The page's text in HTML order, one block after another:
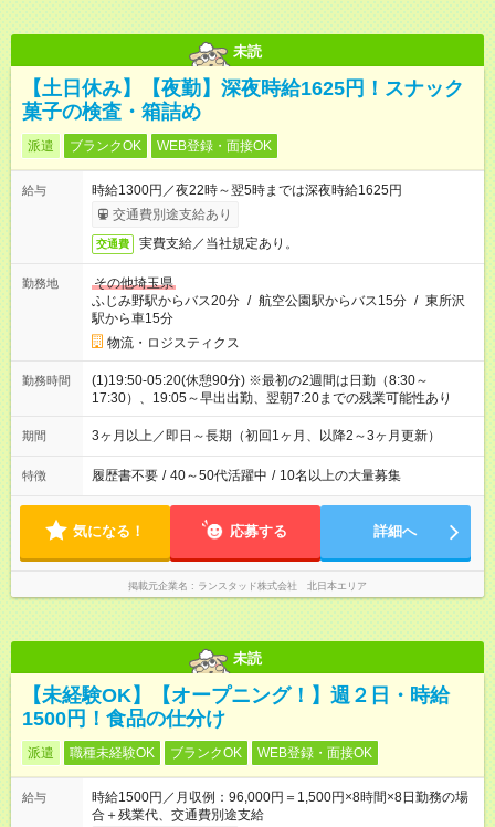
未読
【土日休み】【夜勤】深夜時給1625円！スナック
菓子の検査・箱詰め
派遣 ブランクOK WEB登録・面接OK
給与
時給1300円／夜22時～翌5時までは深夜時給1625円
交通費別途支給あり
交通費 実費支給／当社規定あり。
勤務地
その他埼玉県
ふじみ野駅からバス20分 / 航空公園駅からバス15分 / 東所沢
駅から車15分
物流・ロジスティクス
勤務時間
(1)19:50-05:20(休憩90分) ※最初の2週間は日勤（8:30～
17:30）、19:05～早出出勤、翌朝7:20までの残業可能性あり
期間 3ヶ月以上／即日～長期（初回1ヶ月、以降2～3ヶ月更新）
特徴 履歴書不要 / 40～50代活躍中 / 10名以上の大量募集
気になる！ 応募する 詳細へ
掲載元企業名 ランスタッド株式会社 北日本エリア
未読
【未経験OK】【オープニング！】週２日・時給
1500円！食品の仕分け
派遣 職種未経験OK ブランクOK WEB登録・面接OK
給与
時給1500円／月収例：96,000円＝1,500円×8時間×8日勤務の場
合＋残業代、交通費別途支給